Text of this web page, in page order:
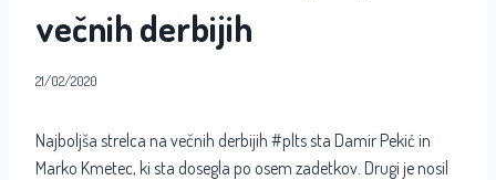
večnih derbijih
21/02/2020
Najboljša strelca na večnih derbijih #plts sta Damir Pekić in
Marko Kmetec, ki sta dosegla po osem zadetkov. Drugi je nosil